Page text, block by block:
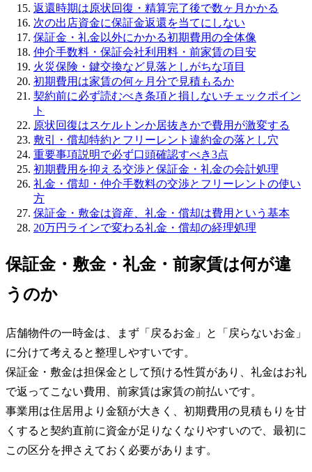
返還時期は原状回復・精算完了後で数ヶ月かかる
次の出店資金に保証金返還を当てにしない
保証金・礼金以外にかかる初期費用の全体像
仲介手数料・保証会社利用料・前家賃の目安
火災保険・鍵交換など見落としがちな項目
初期費用は家賃の何ヶ月分で見積もるか
契約前に必ず読むべき条項と損しないチェックポイン
ト
原状回復はスケルトンか居抜きかで費用が激変する
敷引・償却特約とフリーレント違約金の落とし穴
重要事項説明で必ず口頭確認すべき3点
初期費用を抑える交渉と保証金・礼金の会計処理
礼金・償却・仲介手数料の交渉とフリーレントの使い
方
保証金・敷金は資産、礼金・償却は費用という基本
20万円ラインで変わる礼金・償却の経理処理
保証金・敷金・礼金・前家賃は何が違
うのか
店舗物件の一時金は、まず「戻るお金」と「戻らないお金」
に分けて考えると整理しやすいです。
保証金・敷金は担保金として預ける性質があり、礼金はお礼
で返ってこない費用、前家賃は家賃の前払いです。
事業用は住居用より金額が大きく、初期費用の見積もりを甘
くすると契約直前に資金が足りなくなりやすいので、最初に
この区分を押さえておく必要があります。